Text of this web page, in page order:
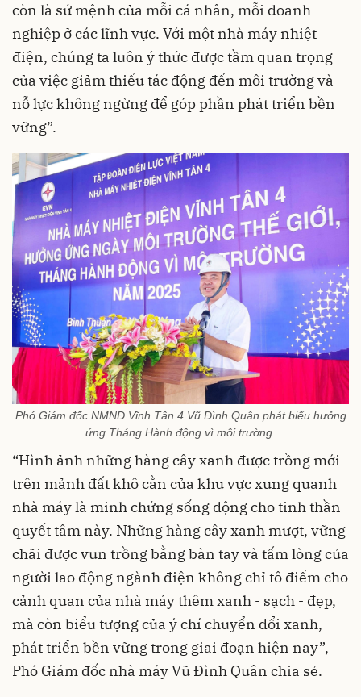
còn là sứ mệnh của mỗi cá nhân, mỗi doanh
nghiệp ở các lĩnh vực. Với một nhà máy nhiệt
điện, chúng ta luôn ý thức được tầm quan trọng
của việc giảm thiểu tác động đến môi trường và
nỗ lực không ngừng để góp phần phát triển bền
vững”.
Phó Giám đốc NMNĐ Vĩnh Tân 4 Vũ Đình Quân phát biểu hưởng
ứng Tháng Hành động vì môi trường.
“Hình ảnh những hàng cây xanh được trồng mới
trên mảnh đất khô cằn của khu vực xung quanh
nhà máy là minh chứng sống động cho tinh thần
quyết tâm này. Những hàng cây xanh mượt, vững
chãi được vun trồng bằng bàn tay và tấm lòng của
người lao động ngành điện không chỉ tô điểm cho
cảnh quan của nhà máy thêm xanh - sạch - đẹp,
mà còn biểu tượng của ý chí chuyển đổi xanh,
phát triển bền vững trong giai đoạn hiện nay”,
Phó Giám đốc nhà máy Vũ Đình Quân chia sẻ.